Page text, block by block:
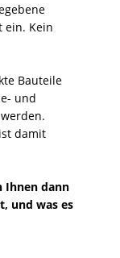
ein. Kein
Bauteile
und
damit
Ihnen dann
und was es